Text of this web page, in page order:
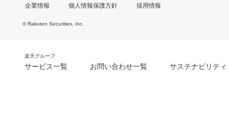
企業情報 個人情報保護方針 採用情報
© Rakuten Securities, Inc.
楽天グループ
サービス一覧 お問い合わせ一覧 サステナビリティ